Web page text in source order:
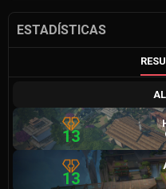
ESTADÍSTICAS
13
13